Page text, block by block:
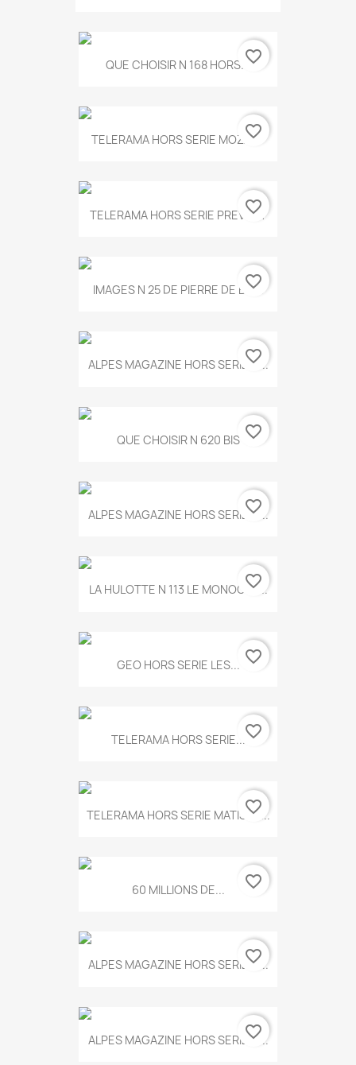
QUE CHOISIR N 168 HORS...favorite_border
TELERAMA HORS SERIE MOZART
favorite_border
TELERAMA HORS SERIE PREVERT
favorite_border
IMAGES N 25 DE PIERRE DE BOIS
favorite_border
ALPES MAGAZINE HORS SERIE N...
favorite_border
QUE CHOISIR N 620 BIS favorite_border
ALPES MAGAZINE HORS SERIE N...
favorite_border
LA HULOTTE N 113 LE MONOCLE...
favorite_border
GEO HORS SERIE LES... favorite_border
TELERAMA HORS SERIE...favorite_border
TELERAMA HORS SERIE MATISSE...
favorite_border
60 MILLIONS DE... favorite_border
ALPES MAGAZINE HORS SERIE N...
favorite_border
ALPES MAGAZINE HORS SERIE N...
favorite_border